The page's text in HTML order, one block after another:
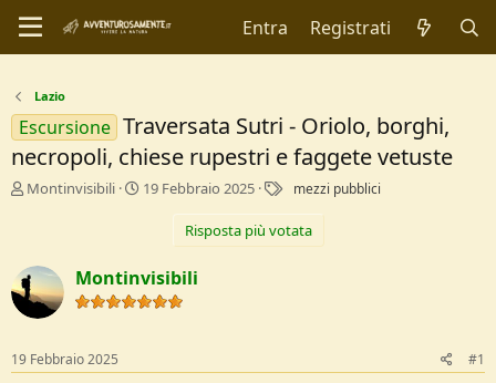
Entra Registrati
Lazio
Escursione Traversata Sutri - Oriolo, borghi,
necropoli, chiese rupestri e faggete vetuste
C
t
o
r
i
Montinvisibili
D
i
I
19 Febbraio 2025
g
mezzi pubblici
Risposta più votata
Montinvisibili
19 Febbraio 2025 #1